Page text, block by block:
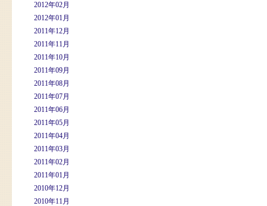
2012年02月
2012年01月
2011年12月
2011年11月
2011年10月
2011年09月
2011年08月
2011年07月
2011年06月
2011年05月
2011年04月
2011年03月
2011年02月
2011年01月
2010年12月
2010年11月